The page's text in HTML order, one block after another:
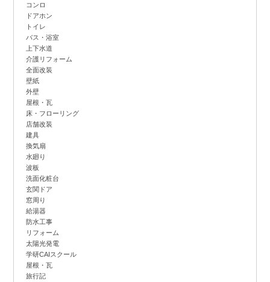
コンロ
ドアホン
トイレ
バス・浴室
上下水道
介護リフォーム
全面改装
壁紙
外壁
屋根・瓦
床・フローリング
店舗改装
建具
換気扇
水廻り
波板
洗面化粧台
玄関ドア
窓周り
給湯器
防水工事
リフォーム
太陽光発電
学研CAIスクール
屋根・瓦
旅行記